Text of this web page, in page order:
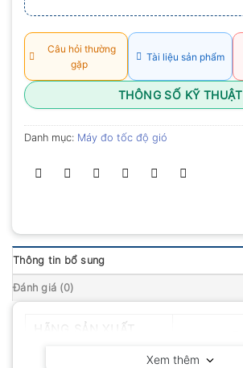
Câu hỏi thường
gặp
Tài liệu sản phẩm
THÔNG SỐ KỸ THUẬT
Danh mục: Máy đo tốc độ gió
Thông tin bổ sung
Đánh giá (0)
Xem thêm